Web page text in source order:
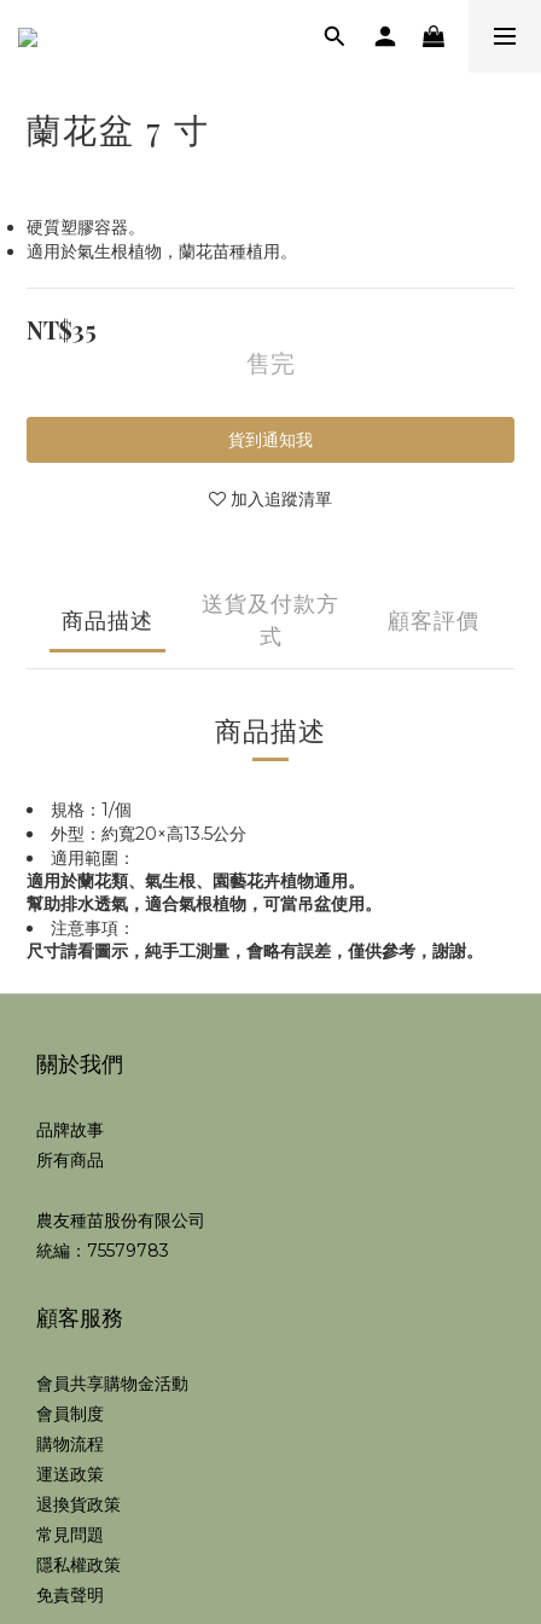
蘭花盆 7 寸
硬質塑膠容器。
適用於氣生根植物，蘭花苗種植用。
NT$35
售完
貨到通知我
加入追蹤清單
商品描述
送貨及付款方
式
顧客評價
商品描述
規格：1/個
外型：約寬20×高13.5公分
適用範圍：
適用於蘭花類、氣生根、園藝花卉植物通用。
幫助排水透氣，適合氣根植物，可當吊盆使用。
注意事項：
尺寸請看圖示，純手工測量，會略有誤差，僅供參考，謝謝。
關於我們
品牌故事
所有商品
農友種苗股份有限公司
統編：75579783
顧客服務
會員共享購物金活動
會員制度
購物流程
運送政策
退換貨政策
常見問題
隱私權政策
免責聲明